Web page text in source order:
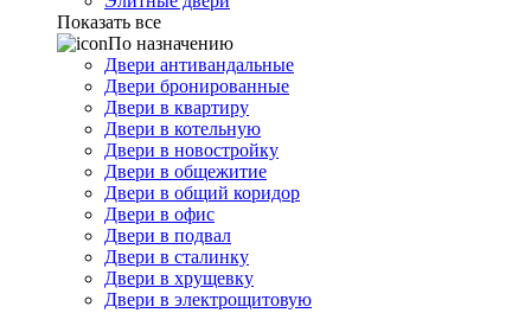
Показать все
По назначению
Двери антивандальные
Двери бронированные
Двери в квартиру
Двери в котельную
Двери в новостройку
Двери в общежитие
Двери в общий коридор
Двери в офис
Двери в подвал
Двери в сталинку
Двери в хрущевку
Двери в электрощитовую